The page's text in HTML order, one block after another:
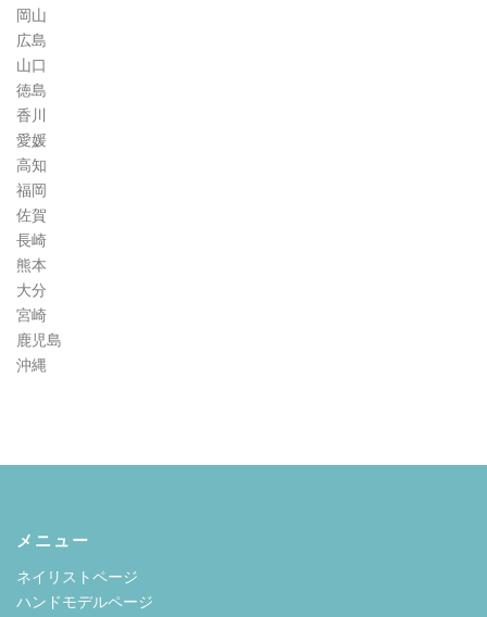
岡山
広島
山口
徳島
香川
愛媛
高知
福岡
佐賀
長崎
熊本
大分
宮崎
鹿児島
沖縄
メニュー
ネイリストページ
ハンドモデルページ